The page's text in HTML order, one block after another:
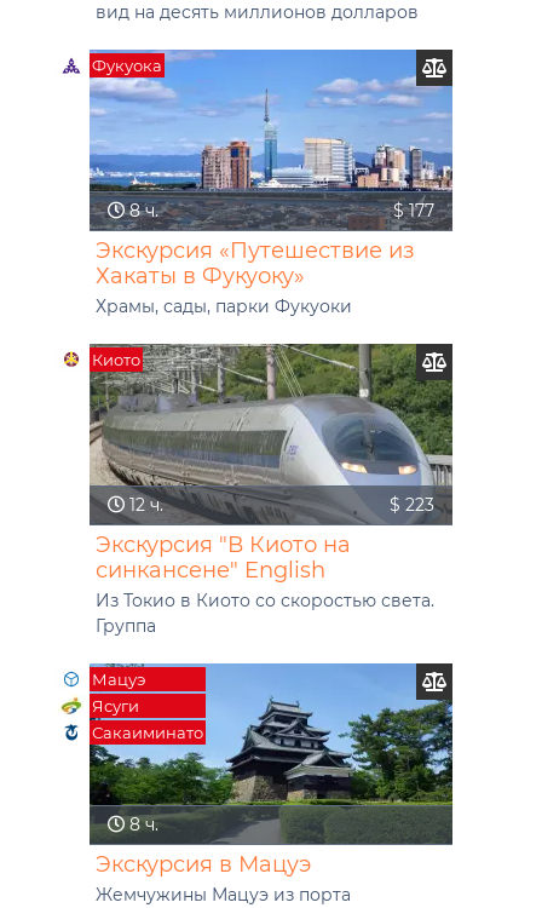
вид на десять миллионов долларов
Фукуока
8 ч. $ 177
Экскурсия «Путешествие из
Хакаты в Фукуоку»
Храмы, сады, парки Фукуоки
Киото
12 ч. $ 223
Экскурсия "В Киото на
синкансене" English
Из Токио в Киото со скоростью света.
Группа
Мацуэ
Ясуги
Сакаиминато
8 ч.
Экскурсия в Мацуэ
Жемчужины Мацуэ из порта